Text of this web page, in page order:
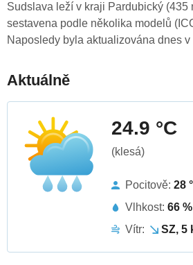
Sudslava leží v kraji Pardubický (435
sestavena podle několika modelů
Naposledy byla aktualizována dnes v
Aktuálně
24.9 °C
(klesá)
Pocitově: 28
Vlhkost: 66 %
Vítr:
SZ, 5